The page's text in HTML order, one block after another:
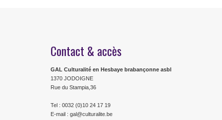
Contact & accès
GAL Culturalité en Hesbaye brabançonne asbl
1370 JODOIGNE
Rue du Stampia,36
Tel : 0032 (0)10 24 17 19
E-mail : gal@culturalite.be